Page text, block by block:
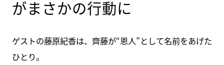
がまさかの行動に
ゲストの藤原紀香は、齊藤が“恩人”として名前をあげた
ひとり。